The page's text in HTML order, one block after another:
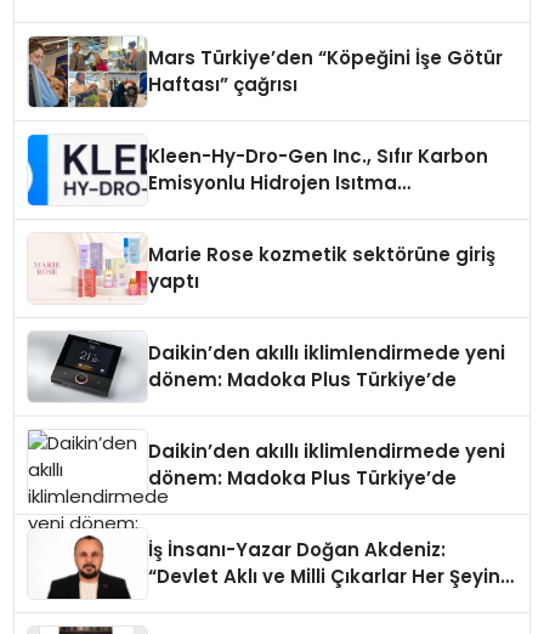
Mars Türkiye’den “Köpeğini İşe Götür
Haftası” çağrısı
Kleen-Hy-Dro-Gen Inc., Sıfır Karbon
Emisyonlu Hidrojen Isıtma
Marie Rose kozmetik sektörüne giriş
yaptı
Daikin’den akıllı iklimlendirmede yeni
dönem: Madoka Plus Türkiye’de
Daikin’den akıllı iklimlendirmede yeni
dönem: Madoka Plus Türkiye’de
İş İnsanı-Yazar Doğan Akdeniz:
“Devlet Aklı ve Milli Çıkarlar Her Şeyin